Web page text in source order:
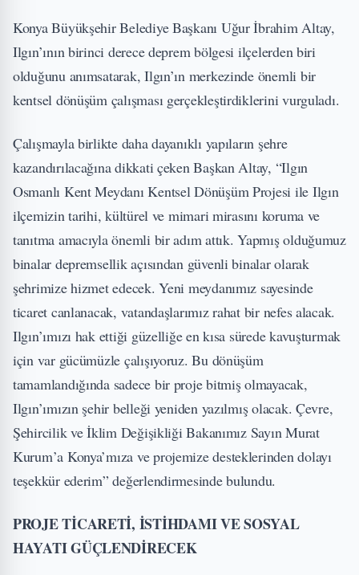
Konya Büyükşehir Belediye Başkanı Uğur İbrahim Altay,
Ilgın’ının birinci derece deprem bölgesi ilçelerden biri
olduğunu anımsatarak, Ilgın’ın merkezinde önemli bir
kentsel dönüşüm çalışması gerçekleştirdiklerini vurguladı.
Çalışmayla birlikte daha dayanıklı yapıların şehre
kazandırılacağına dikkati çeken Başkan Altay, “Ilgın
Osmanlı Kent Meydanı Kentsel Dönüşüm Projesi ile Ilgın
ilçemizin tarihi, kültürel ve mimari mirasını koruma ve
tanıtma amacıyla önemli bir adım attık. Yapmış olduğumuz
binalar depremsellik açısından güvenli binalar olarak
şehrimize hizmet edecek. Yeni meydanımız sayesinde
ticaret canlanacak, vatandaşlarımız rahat bir nefes alacak.
Ilgın’ımızı hak ettiği güzelliğe en kısa sürede kavuşturmak
için var gücümüzle çalışıyoruz. Bu dönüşüm
tamamlandığında sadece bir proje bitmiş olmayacak,
Ilgın’ımızın şehir belleği yeniden yazılmış olacak. Çevre,
Şehircilik ve İklim Değişikliği Bakanımız Sayın Murat
Kurum’a Konya’mıza ve projemize desteklerinden dolayı
teşekkür ederim” değerlendirmesinde bulundu.
PROJE TİCARETİ, İSTİHDAMI VE SOSYAL
HAYATI GÜÇLENDİRECEK